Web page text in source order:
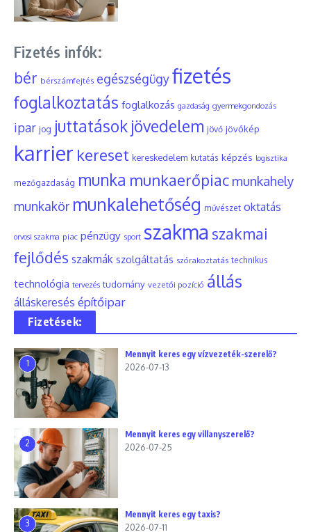
Fizetés infók:
bér bérszámfejtés egészségügyfizetés
foglalkoztatás foglalkozás gazdaság gyermekgondozás
ipar jog juttatások jövedelem jövő jövőkép
karrier kereset kereskedelem kutatás képzés logisztika
mezőgazdaság munka munkaerőpiac munkahely
munkakör munkalehetőség művészet oktatás
orvosi szakma piac pénzügy sport szakma szakmai
fejlődés szakmák szolgáltatás szórakoztatás technikus
technológia tervezés tudomány vezetői pozíció állás
álláskeresés építőipar
Fizetések:
1
Mennyit keres egy vízvezeték-szerelő?
2026-07-13
2
Mennyit keres egy villanyszerelő?
2026-07-25
3
Mennyit keres egy taxis?
2026-07-11